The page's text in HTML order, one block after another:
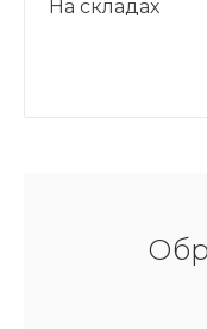
На складах